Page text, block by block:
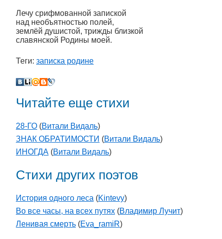
Лечу срифмованной запиской
над необъятностью полей,
землёй душистой, трижды близкой
славянской Родины моей.
Теги: записка родине
Читайте еще стихи
28-ГО (Витали Видаль)
ЗНАК ОБРАТИМОСТИ (Витали Видаль)
ИНОГДА (Витали Видаль)
Стихи других поэтов
История одного леса (Kintevy)
Во все часы, на всех путях (Владимир Лучит)
Ленивая смерть (Eva_ramiR)